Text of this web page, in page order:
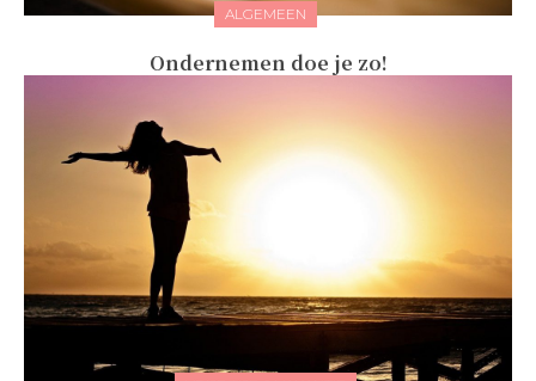
ALGEMEEN
Ondernemen doe je zo!